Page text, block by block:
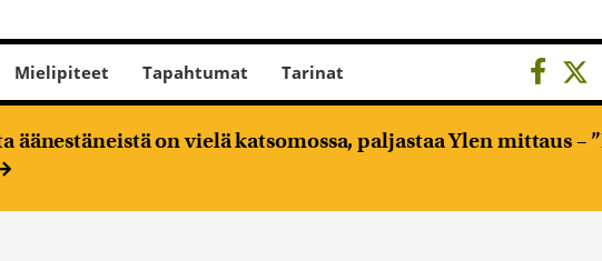
Mielipiteet Tapahtumat Tarinat
äänestäneistä on vielä katsomossa, paljastaa Ylen mittaus –